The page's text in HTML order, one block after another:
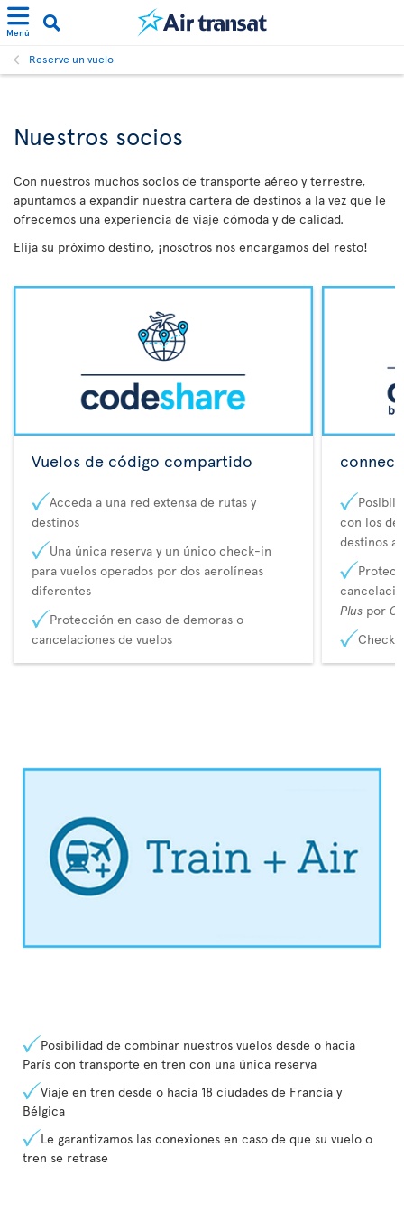
Menú
Reserve un vuelo
Nuestros socios
Con nuestros muchos socios de transporte aéreo y terrestre,
apuntamos a expandir nuestra cartera de destinos a la vez que le
ofrecemos una experiencia de viaje cómoda y de calidad.
Elija su próximo destino, ¡nosotros nos encargamos del resto!
Vuelos de código compartido
Acceda a una red extensa de rutas y
destinos
Una única reserva y un único check-in
para vuelos operados por dos aerolíneas
diferentes
Protección en caso de demoras o
cancelaciones de vuelos
con los de
destinos
Plus por
Check-
Posibilidad de combinar nuestros vuelos desde o hacia
París con transporte en tren con una única reserva
Viaje en tren desde o hacia 18 ciudades de Francia y
Bélgica
Le garantizamos las conexiones en caso de que su vuelo o
tren se retrase